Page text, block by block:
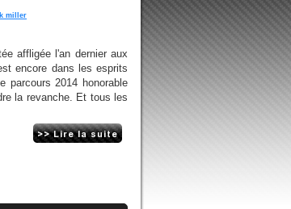
miller
affligée l'an dernier aux
encore dans les esprits
parcours 2014 honorable
la revanche. Et tous les